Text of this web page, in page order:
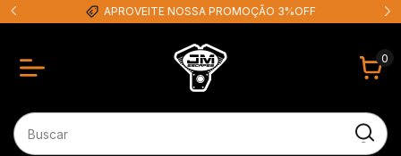
APROVEITE NOSSA PROMOÇÃO 3%OFF
0